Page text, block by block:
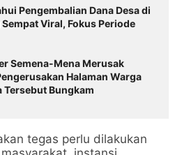
Pengembalian Dana Desa di
Viral, Fokus Periode
Semena-Mena Merusak
Halaman Warga
Tersebut Bungkam
tegas perlu dilakukan